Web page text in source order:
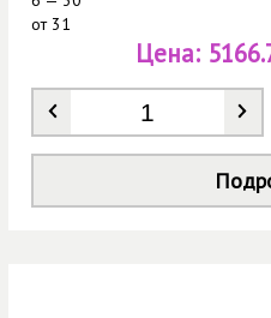
от31
Количество
Цена: